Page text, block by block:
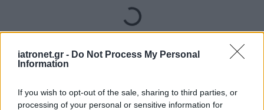
iatronet.gr - Do Not Process My Personal
Information
If you wish to opt-out of the sale, sharing to third parties, or
processing of your personal or sensitive information for